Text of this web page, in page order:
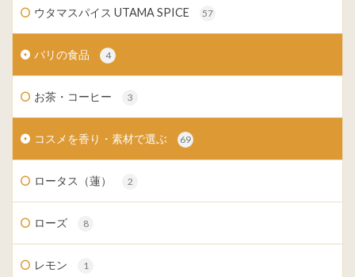
ウタマスパイス UTAMA SPICE 57
バリの食品 4
お茶・コーヒー 3
コスメを香り・素材で選ぶ 69
ロータス（蓮） 2
ローズ 8
レモン 1